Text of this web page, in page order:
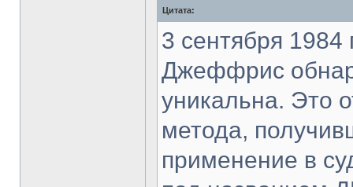
Цитата:
3 сентября 1984
Джеффрис
уникальна. Это
метода,
применение в